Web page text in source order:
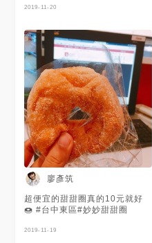
樣的優質美食還很便宜就能吃
屬各人感受，不代表所有】 ----
-- ٩۹(๑•̀ω•́ ๑)۶ ------ ☘ 店家資
訊 ☘ 🌸店名：妙妙甜甜圈 ☎️電
話：0955 540 620 🏡地址：台
中市東區復興路四段207號(林
士新婦產科旁) ⏰營業時間：
14:30~19:30、假日12:00~賣
完即收 📍服務項目：甜甜圈 蛋
沙拉 📋 無服務費。無低消。無
內用。外帶 🌻 「店家不定時
休」 ------ ٩۹(๑•̀ω•́ ๑)۶ ------
🌟喜歡熊胖の 。妃常生活。的
朋友歡迎追蹤 🌟ＦＢ請收尋🔍
熊胖の 。妃常生活。 🌟IG帳號
追蹤「bearfatlife」💕 🌟分類
➡️ #熊胖吃台中 #熊胖吃東區 #
熊胖吃妙妙 #熊胖愛吃美食 -----
中美食 #美味 #台中東區美食 #
放一些酸菜小黃瓜 👉🏻酸菜堡
粉本來就很搭 👉🏻基本堡（我忘
記名字，照片左上） 簡單好吃
2019-11-20
廖彥筑
超便宜的甜甜圈真的10元就好
🍩 #台中東區#妙妙甜甜圈
2019-11-19